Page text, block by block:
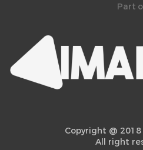
Part
Copyright @
All right